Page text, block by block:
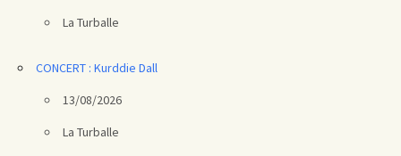
La Turballe
CONCERT : Kurddie Dall
13/08/2026
La Turballe